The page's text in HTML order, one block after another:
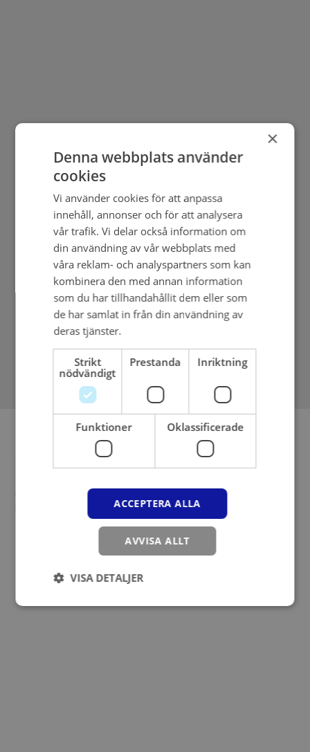
Den 1 augusti 2025 tillträder Mattias Ekström som koncern-vd för
utveckling av både befintliga och framtida satsningar – i en tid då
koncernen befinner sig i en stark tillväxtfas.
×
Denna webbplats använder
cookies
Vi använder cookies för att anpassa
innehåll, annonser och för att analysera
vår trafik. Vi delar också information om
din användning av vår webbplats med
våra reklam- och analyspartners som kan
kombinera den med annan information
som du har tillhandahållit dem eller som
de har samlat in från din användning av
deras tjänster.
Strikt
nödvändigt
Prestanda Inriktning
Funktioner Oklassificerade
ACCEPTERA ALLA
AVVISA ALLT
VISA DETALJER